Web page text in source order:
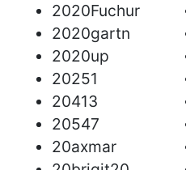
2020Fuchur
2020gartn
2020up
20251
20413
20547
20axmar